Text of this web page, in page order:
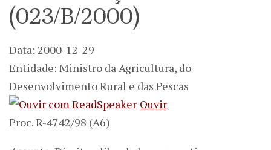
(023/B/2000)
Data: 2000-12-29
Entidade: Ministro da Agricultura, do
Desenvolvimento Rural e das Pescas
Ouvir
Proc. R-4742/98 (A6)